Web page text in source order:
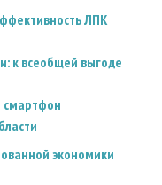
ЛПК
к всеобщей выгоде
смартфон
экономики